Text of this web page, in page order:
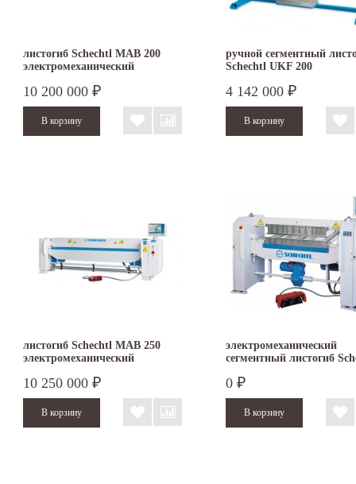
листогиб Schechtl MAB 200
электромеханический
10 200 000 ₽
ручной сегментный
Schechtl UKF 200
4 142 000 ₽
листогиб Schechtl MAB 250
электромеханический
10 250 000 ₽
электромеханический
сегментный листогиб
0 ₽